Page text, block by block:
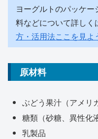
ヨーグルトのパッケ
料などについて詳しく
方・活用法ここを見よ
原材料
ぶどう果汁（アメリ
糖類（砂糖、異性化
乳製品